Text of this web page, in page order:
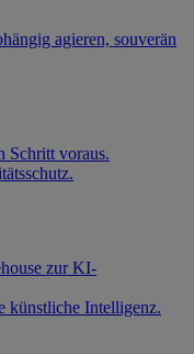
agieren, souverän
Schritt voraus.
zur KI-
künstliche Intelligenz.